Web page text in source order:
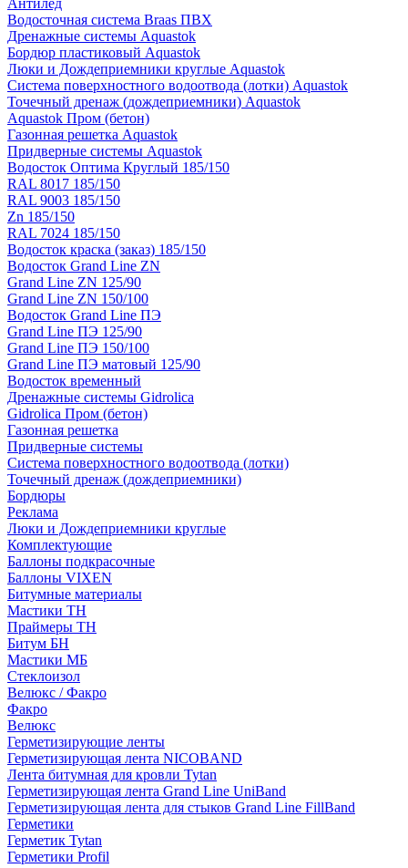
Антилед
Водосточная система Braas ПВХ
Дренажные системы Aquastok
Бордюр пластиковый Aquastok
Люки и Дождеприемники круглые Aquastok
Система поверхностного водоотвода (лотки) Aquastok
Точечный дренаж (дождеприемники) Aquastok
Aquastok Пром (бетон)
Газонная решетка Aquastok
Придверные системы Aquastok
Водосток Оптима Круглый 185/150
RAL 8017 185/150
RAL 9003 185/150
Zn 185/150
RAL 7024 185/150
Водосток краска (заказ) 185/150
Водосток Grand Line ZN
Grand Line ZN 125/90
Grand Line ZN 150/100
Водосток Grand Line ПЭ
Grand Line ПЭ 125/90
Grand Line ПЭ 150/100
Grand Line ПЭ матовый 125/90
Водосток временный
Дренажные системы Gidrolica
Gidrolica Пром (бетон)
Газонная решетка
Придверные системы
Система поверхностного водоотвода (лотки)
Точечный дренаж (дождеприемники)
Бордюры
Рекламa
Люки и Дождеприемники круглые
Комплектующие
Баллоны подкрасочные
Баллоны VIXEN
Битумные материалы
Мастики ТН
Праймеры ТН
Битум БН
Мастики МБ
Стеклоизол
Велюкс / Факро
Факро
Велюкс
Герметизирующие ленты
Герметизирующая лента NICOBAND
Лента битумная для кровли Tytan
Герметизирующая лента Grand Line UniBand
Герметизирующая лента для стыков Grand Line FillBand
Герметики
Герметик Tytan
Герметики Profil